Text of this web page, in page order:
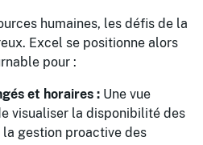
humaines, les défis de la
Excel se positionne alors
pour :
et horaires : Une vue
visualiser la disponibilité des
gestion proactive des